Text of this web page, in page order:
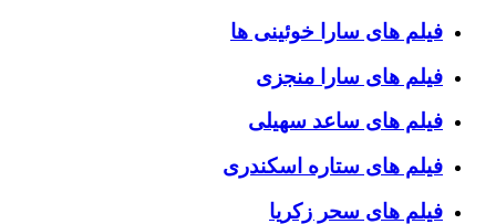
فیلم های سارا خوئینی ها
فیلم های سارا منجزی
فیلم های ساعد سهیلی
فیلم های ستاره اسکندری
فیلم های سحر زکریا